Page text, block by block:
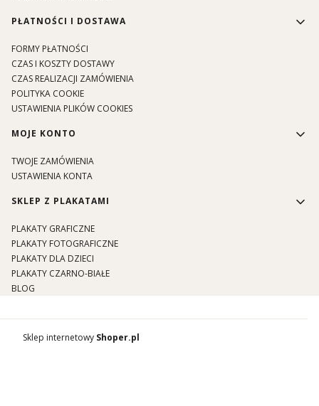
PŁATNOŚCI I DOSTAWA
FORMY PŁATNOŚCI
CZAS I KOSZTY DOSTAWY
CZAS REALIZACJI ZAMÓWIENIA
POLITYKA COOKIE
USTAWIENIA PLIKÓW COOKIES
MOJE KONTO
TWOJE ZAMÓWIENIA
USTAWIENIA KONTA
SKLEP Z PLAKATAMI
PLAKATY GRAFICZNE
PLAKATY FOTOGRAFICZNE
PLAKATY DLA DZIECI
PLAKATY CZARNO-BIAŁE
BLOG
Sklep internetowy Shoper.pl